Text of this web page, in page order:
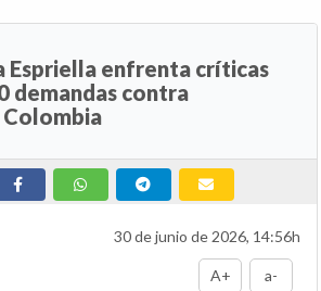
Espriella enfrenta críticas
demandas contra
30 de junio de 2026, 14:56h
A+ a-